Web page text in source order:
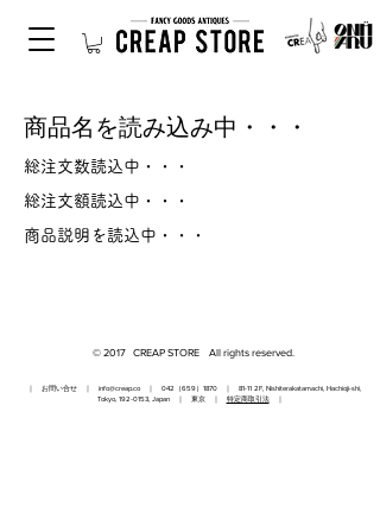
商品名を読み込み中・・・
総注文数読込中・・・
総注文額読込中・・・
商品説明を読込中・・・
© 2017 CREAP STORE All rights reserved.
｜ お問い合せ ｜ info@creap.co｜ 042（659）1870 ｜ 81-11 2F, Nishiterakatamachi, Hachioji-shi,
Tokyo, 192-0153, Japan ｜ 東京 ｜ 特定商取引法｜